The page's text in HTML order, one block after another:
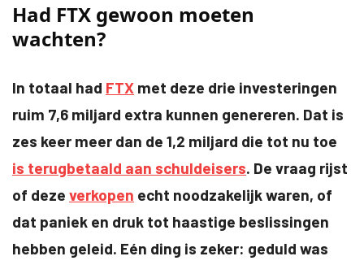
That was just one of 3 early exits that cost them
~$7.6B.
Here’s what happened 🧵
pic.twitter.com/z13TtK7DZd
— CryptoRank.io (@CryptoRank_io)May 15,
2025
Had FTX gewoon moeten
wachten?
In totaal had FTX met deze drie investeringen
ruim 7,6 miljard extra kunnen genereren. Dat is
zes keer meer dan de 1,2 miljard die tot nu toe
is terugbetaald aan schuldeisers. De vraag rijst
of deze verkopen echt noodzakelijk waren, of
dat paniek en druk tot haastige beslissingen
hebben geleid. Eén ding is zeker: geduld was